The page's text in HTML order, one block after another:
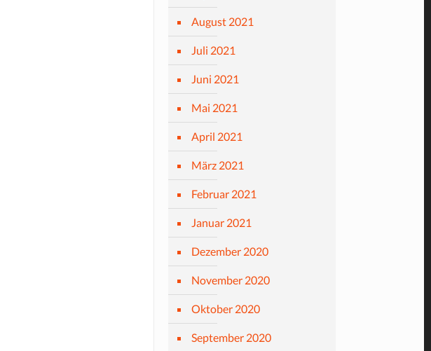
August 2021
Juli 2021
Juni 2021
Mai 2021
April 2021
März 2021
Februar 2021
Januar 2021
Dezember 2020
November 2020
Oktober 2020
September 2020